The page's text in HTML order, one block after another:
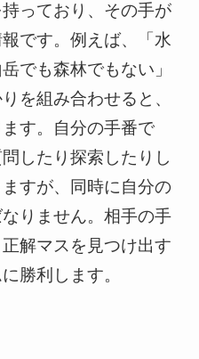
っており、その手が
です。例えば、「水
でも森林でもない」
を組み合わせると、
す。自分の手番で
したり探索したりし
すが、同時に自分の
りません。相手の手
解マスを見つけ出す
勝利します。